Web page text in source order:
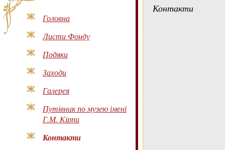
Головна
Листи Фонду
Подяки
Заходи
Галерея
Путівник по музею імені
Г.М. Кірпи
Контакти
Контакти